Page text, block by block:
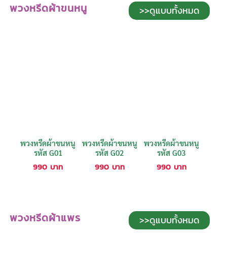
พวงหรีดผ้าขนหนู >>ดูแบบทั้งหมด
พวงหรีดผ้าขนหนู
รหัส G01
990 บาท
พวงหรีดผ้าขนหนู
รหัส G02
990 บาท
พวงหรีดผ้าขนหนู
รหัส G03
990 บาท
พวงหรีดผ้าแพร >>ดูแบบทั้งหมด